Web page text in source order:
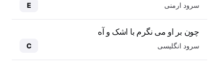
سرود ارمنی E
چون بر او می نگرم با اشک و آه
سرود انگلیسی C